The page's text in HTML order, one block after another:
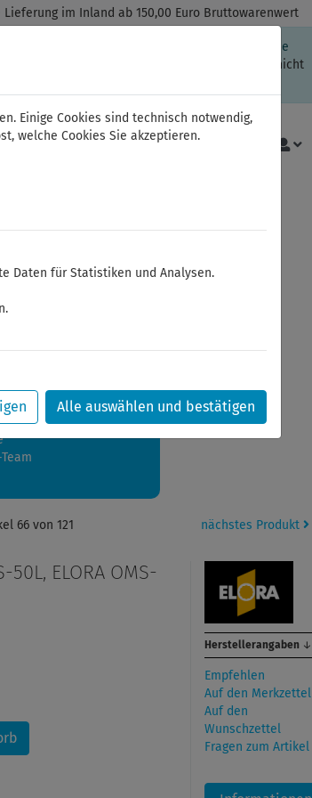
Lieferung im Inland ab 150,00 Euro Bruttowarenwert
die Session-Informationen oder die
Online-Shops eingeschränkt.
Sind Sie damit nicht
& Böcker Mehr
auch wir Urlaub.
24.08.2026 verschickt.
66 von 121 nächstes Produkt
ELORA OMS-
Herstellerangaben ↓
Empfehlen
Auf den Merkzettel
Auf den
Wunschzettel
Fragen zum Artikel
Einige Cookies sind technisch notwendig,
welche Cookies Sie akzeptieren.
Daten für Statistiken und Analysen.
Alle auswählen und bestätigen